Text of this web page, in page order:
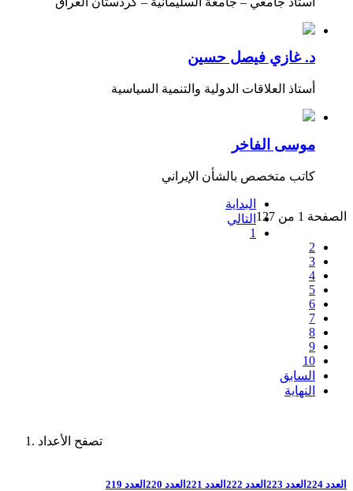
د. غازي فيصل حسين
أستاذ العلاقات الدولية والتنمية السياسية
موسى الفاخر
كاتب متخصص بالشأن الإيراني
الصفحة 1 من 127
البداية
التالي
1
2
3
4
5
6
7
8
9
10
السابق
النهاية
تصفح الأعداد
العدد 224 العدد 223 العدد 222 العدد 221 العدد 220 العدد 219